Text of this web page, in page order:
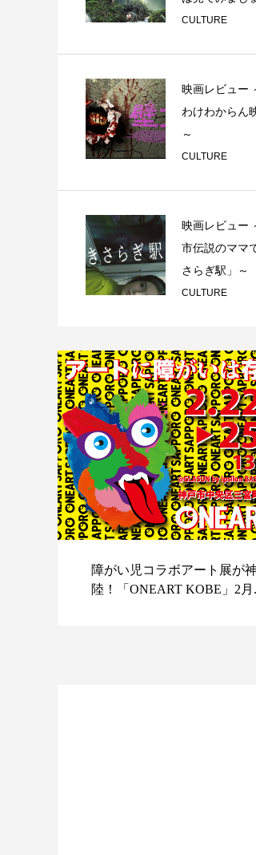
CULTURE
映画レビュー
わけわからん
～
CULTURE
映画レビュー
市伝説のママ
さらぎ駅」～
CULTURE
障がい児コラボアート展が
陸！「ONEART KOBE」2月